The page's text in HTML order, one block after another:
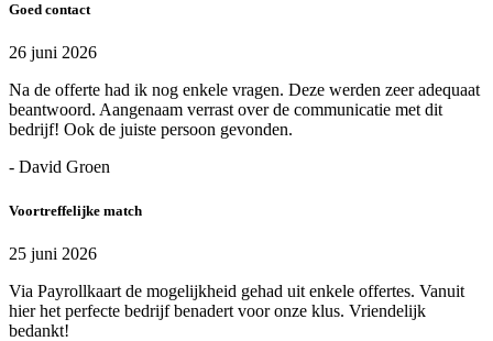
Goed contact
26 juni 2026
Na de offerte had ik nog enkele vragen. Deze werden zeer adequaat
beantwoord. Aangenaam verrast over de communicatie met dit
bedrijf! Ook de juiste persoon gevonden.
- David Groen
Voortreffelijke match
25 juni 2026
Via Payrollkaart de mogelijkheid gehad uit enkele offertes. Vanuit
hier het perfecte bedrijf benadert voor onze klus. Vriendelijk
bedankt!